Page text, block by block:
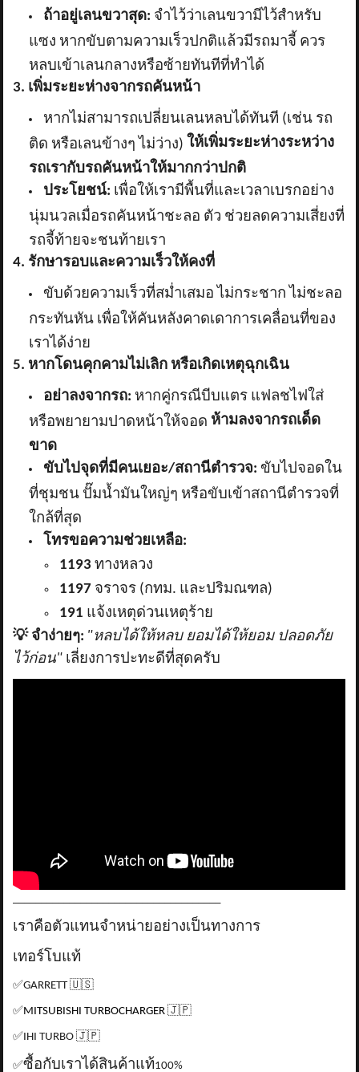
ถ้าอยู่เลนขวาสุด: จำไว้ว่าเลนขวามีไว้สำหรับ
แซง หากขับตามความเร็วปกติแล้วมีรถมาจี้ ควร
หลบเข้าเลนกลางหรือซ้ายทันทีที่ทำได้
3. เพิ่มระยะห่างจากรถคันหน้า
หากไม่สามารถเปลี่ยนเลนหลบได้ทันที (เช่น รถ
ติด หรือเลนข้างๆ ไม่ว่าง) ให้เพิ่มระยะห่างระหว่าง
รถเรากับรถคันหน้าให้มากกว่าปกติ
ประโยชน์: เพื่อให้เรามีพื้นที่และเวลาเบรกอย่าง
นุ่มนวลเมื่อรถคันหน้าชะลอ ตัว ช่วยลดความเสี่ยงที่
รถจี้ท้ายจะชนท้ายเรา
4. รักษารอบและความเร็วให้คงที่
ขับด้วยความเร็วที่สม่ำเสมอ ไม่กระชาก ไม่ชะลอ
กระทันหัน เพื่อให้คันหลังคาดเดาการเคลื่อนที่ของ
เราได้ง่าย
5. หากโดนคุกคามไม่เลิก หรือเกิดเหตุฉุกเฉิน
อย่าลงจากรถ: หากคู่กรณีบีบแตร แฟลชไฟใส่
หรือพยายามปาดหน้าให้จอด ห้ามลงจากรถเด็ด
ขาด
ขับไปจุดที่มีคนเยอะ/สถานีตำรวจ: ขับไปจอดใน
ที่ชุมชน ปั๊มน้ำมันใหญ่ๆ หรือขับเข้าสถานีตำรวจที่
ใกล้ที่สุด
โทรขอความช่วยเหลือ:
1193 ทางหลวง
1197 จราจร (กทม. และปริมณฑล)
191 แจ้งเหตุด่วนเหตุร้าย
💡จำง่ายๆ: "หลบได้ให้หลบ ยอมได้ให้ยอม ปลอดภัย
ไว้ก่อน" เลี่ยงการปะทะดีที่สุดครับ
เราคือตัวแทนจำหน่ายอย่างเป็นทางการ
เทอร์โบแท้
✅GARRETT🇺🇸
✅ MITSUBISHI TURBOCHARGER 🇯🇵
✅ IHI TURBO🇯🇵
✅ซื้อกับเราได้สินค้าแท้100%